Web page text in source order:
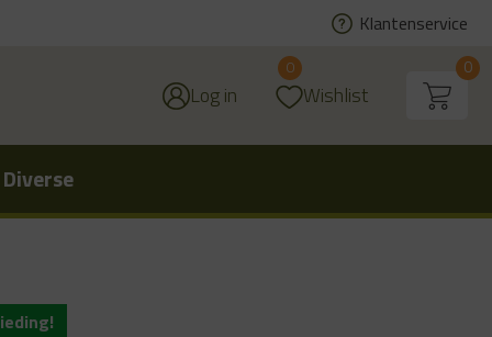
Klantenservice
Log in
0
Wishlist
0